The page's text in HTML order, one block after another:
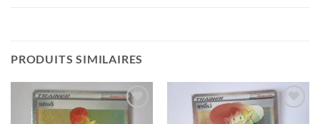
PRODUITS SIMILAIRES